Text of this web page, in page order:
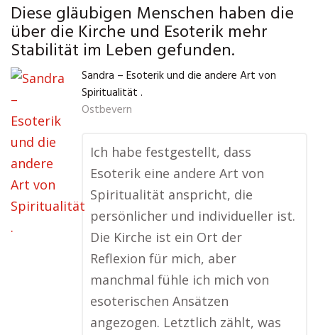
Diese gläubigen Menschen haben die
über die Kirche und Esoterik mehr
Stabilität im Leben gefunden.
Sandra – Esoterik und die andere Art von
Spiritualität .
Ostbevern
Ich habe festgestellt, dass
Esoterik eine andere Art von
Spiritualität anspricht, die
persönlicher und individueller ist.
Die Kirche ist ein Ort der
Reflexion für mich, aber
manchmal fühle ich mich von
esoterischen Ansätzen
angezogen. Letztlich zählt, was